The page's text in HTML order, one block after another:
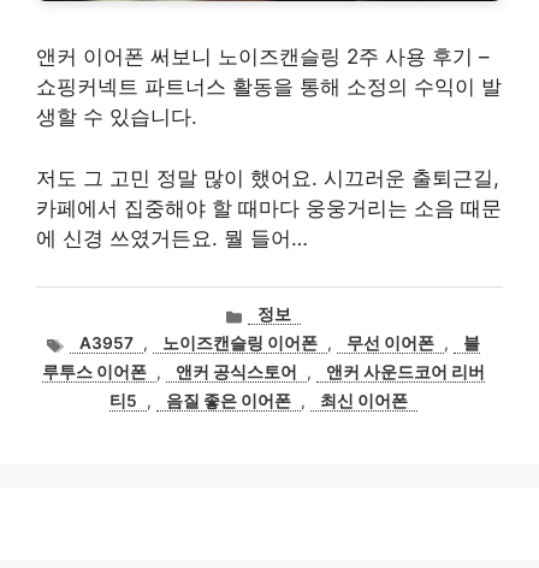
앤커 이어폰 써보니 노이즈캔슬링 2주 사용 후기 –
쇼핑커넥트 파트너스 활동을 통해 소정의 수익이 발
생할 수 있습니다.
저도 그 고민 정말 많이 했어요. 시끄러운 출퇴근길,
카페에서 집중해야 할 때마다 웅웅거리는 소음 때문
에 신경 쓰였거든요. 뭘 들어…
카
테
고
리
정보
태
그
A3957 , 노이즈캔슬링 이어폰 , 무선 이어폰 ,
블
루투스 이어폰 , 앤커 공식스토어 ,
앤커 사운드코어 리버
티5
, 음질 좋은 이어폰 , 최신 이어폰